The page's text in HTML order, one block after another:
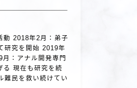
動 2018年2月：弟子
研究を開始 2019年
：アナル開発専門
る 現在も研究を続
難民を救い続けてい